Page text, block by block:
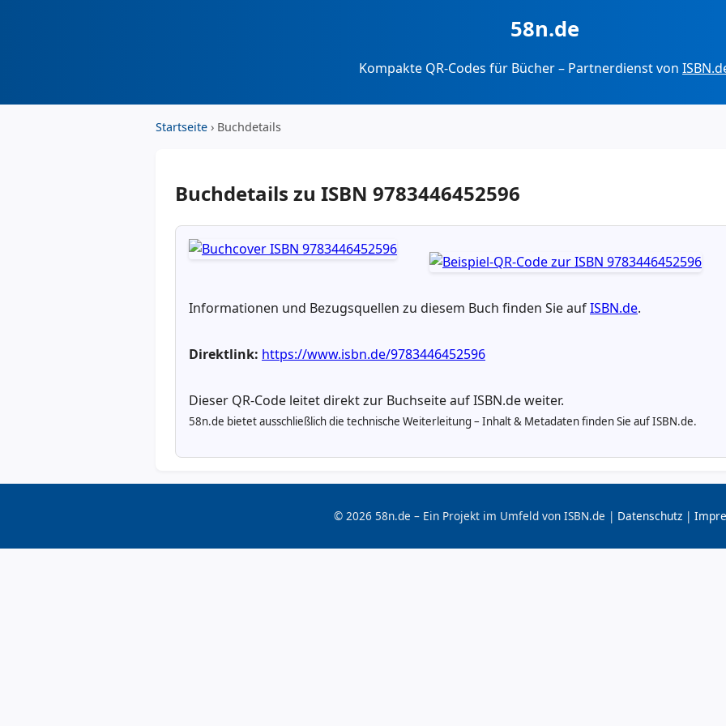
58n.de
Kompakte QR-Codes für Bücher – Partnerdienst von
Startseite › Buchdetails
Buchdetails zu ISBN 9783446452596
Informationen und Bezugsquellen zu diesem Buch finden Sie aufISBN.de.
Direktlink: https://www.isbn.de/9783446452596
Dieser QR-Code leitet direkt zur Buchseite auf ISBN.de weiter.
58n.de bietet ausschließlich die technische Weiterleitung – Inhalt & Metadaten finden Sie auf ISBN.de.
© 2026 58n.de – Ein Projekt im Umfeld von ISBN.de | Datenschutz |